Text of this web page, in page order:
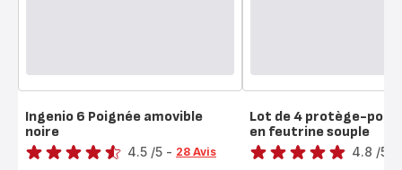
Ingenio 6 Poignée amovible
noire
Note
4.5 /5 - 28 Avis
Lot de 4 protège-
en feutrine souple
Note
4.8 /5